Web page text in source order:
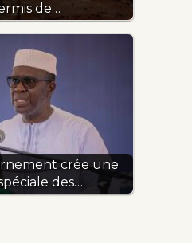
de…
crée une
des…